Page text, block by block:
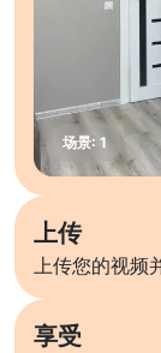
上传
上传您的视频
享受